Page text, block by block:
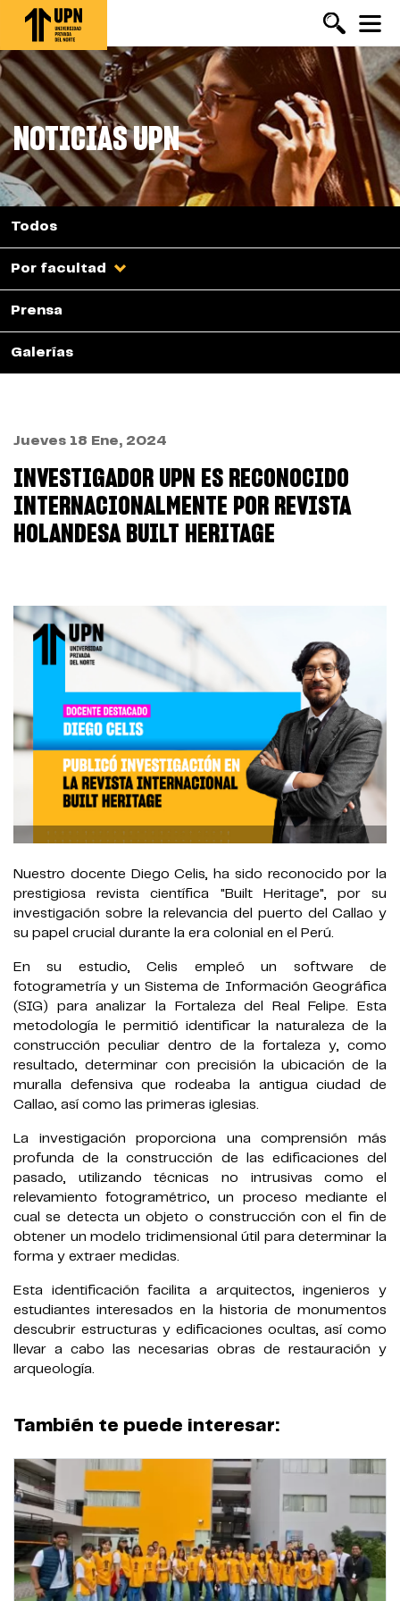
Pasar
contenido
principal
NOTICIAS UPN
Todos
Por facultad
Prensa
Galerías
Jueves 18 Ene, 2024
INVESTIGADOR UPN ES RECONOCIDO
INTERNACIONALMENTE POR REVISTA
HOLANDESA BUILT HERITAGE
Nuestro docente Diego Celis, ha sido reconocido por la
prestigiosa revista científica "Built Heritage", por su
investigación sobre la relevancia del puerto del Callao y
su papel crucial durante la era colonial en el Perú.
En su estudio, Celis empleó un software de
fotogrametría y un Sistema de Información Geográfica
(SIG) para analizar la Fortaleza del Real Felipe. Esta
metodología le permitió identificar la naturaleza de la
construcción peculiar dentro de la fortaleza y, como
resultado, determinar con precisión la ubicación de la
muralla defensiva que rodeaba la antigua ciudad de
Callao, así como las primeras iglesias.
La investigación proporciona una comprensión más
profunda de la construcción de las edificaciones del
pasado, utilizando técnicas no intrusivas como el
relevamiento fotogramétrico, un proceso mediante el
cual se detecta un objeto o construcción con el fin de
obtener un modelo tridimensional útil para determinar la
forma y extraer medidas.
Esta identificación facilita a arquitectos, ingenieros y
estudiantes interesados en la historia de monumentos
descubrir estructuras y edificaciones ocultas, así como
llevar a cabo las necesarias obras de restauración y
arqueología.
También te puede interesar: